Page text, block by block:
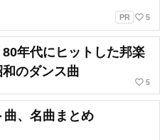
PR favorite_border 5
80年代にヒットした邦楽
のダンス曲
favorite_border 5
、名曲まとめ